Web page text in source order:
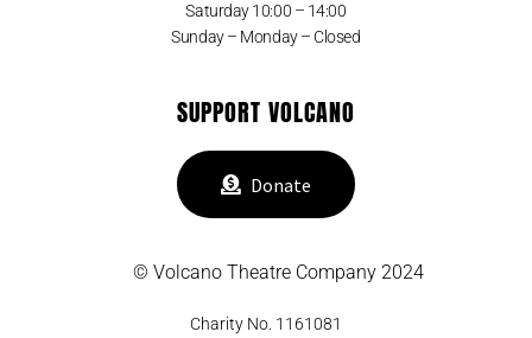
Saturday 10:00 – 14:00
Sunday – Monday – Closed
SUPPORT VOLCANO
Donate
© Volcano Theatre Company 2024
Charity No. 1161081